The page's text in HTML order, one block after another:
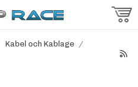
Kabel och Kablage /